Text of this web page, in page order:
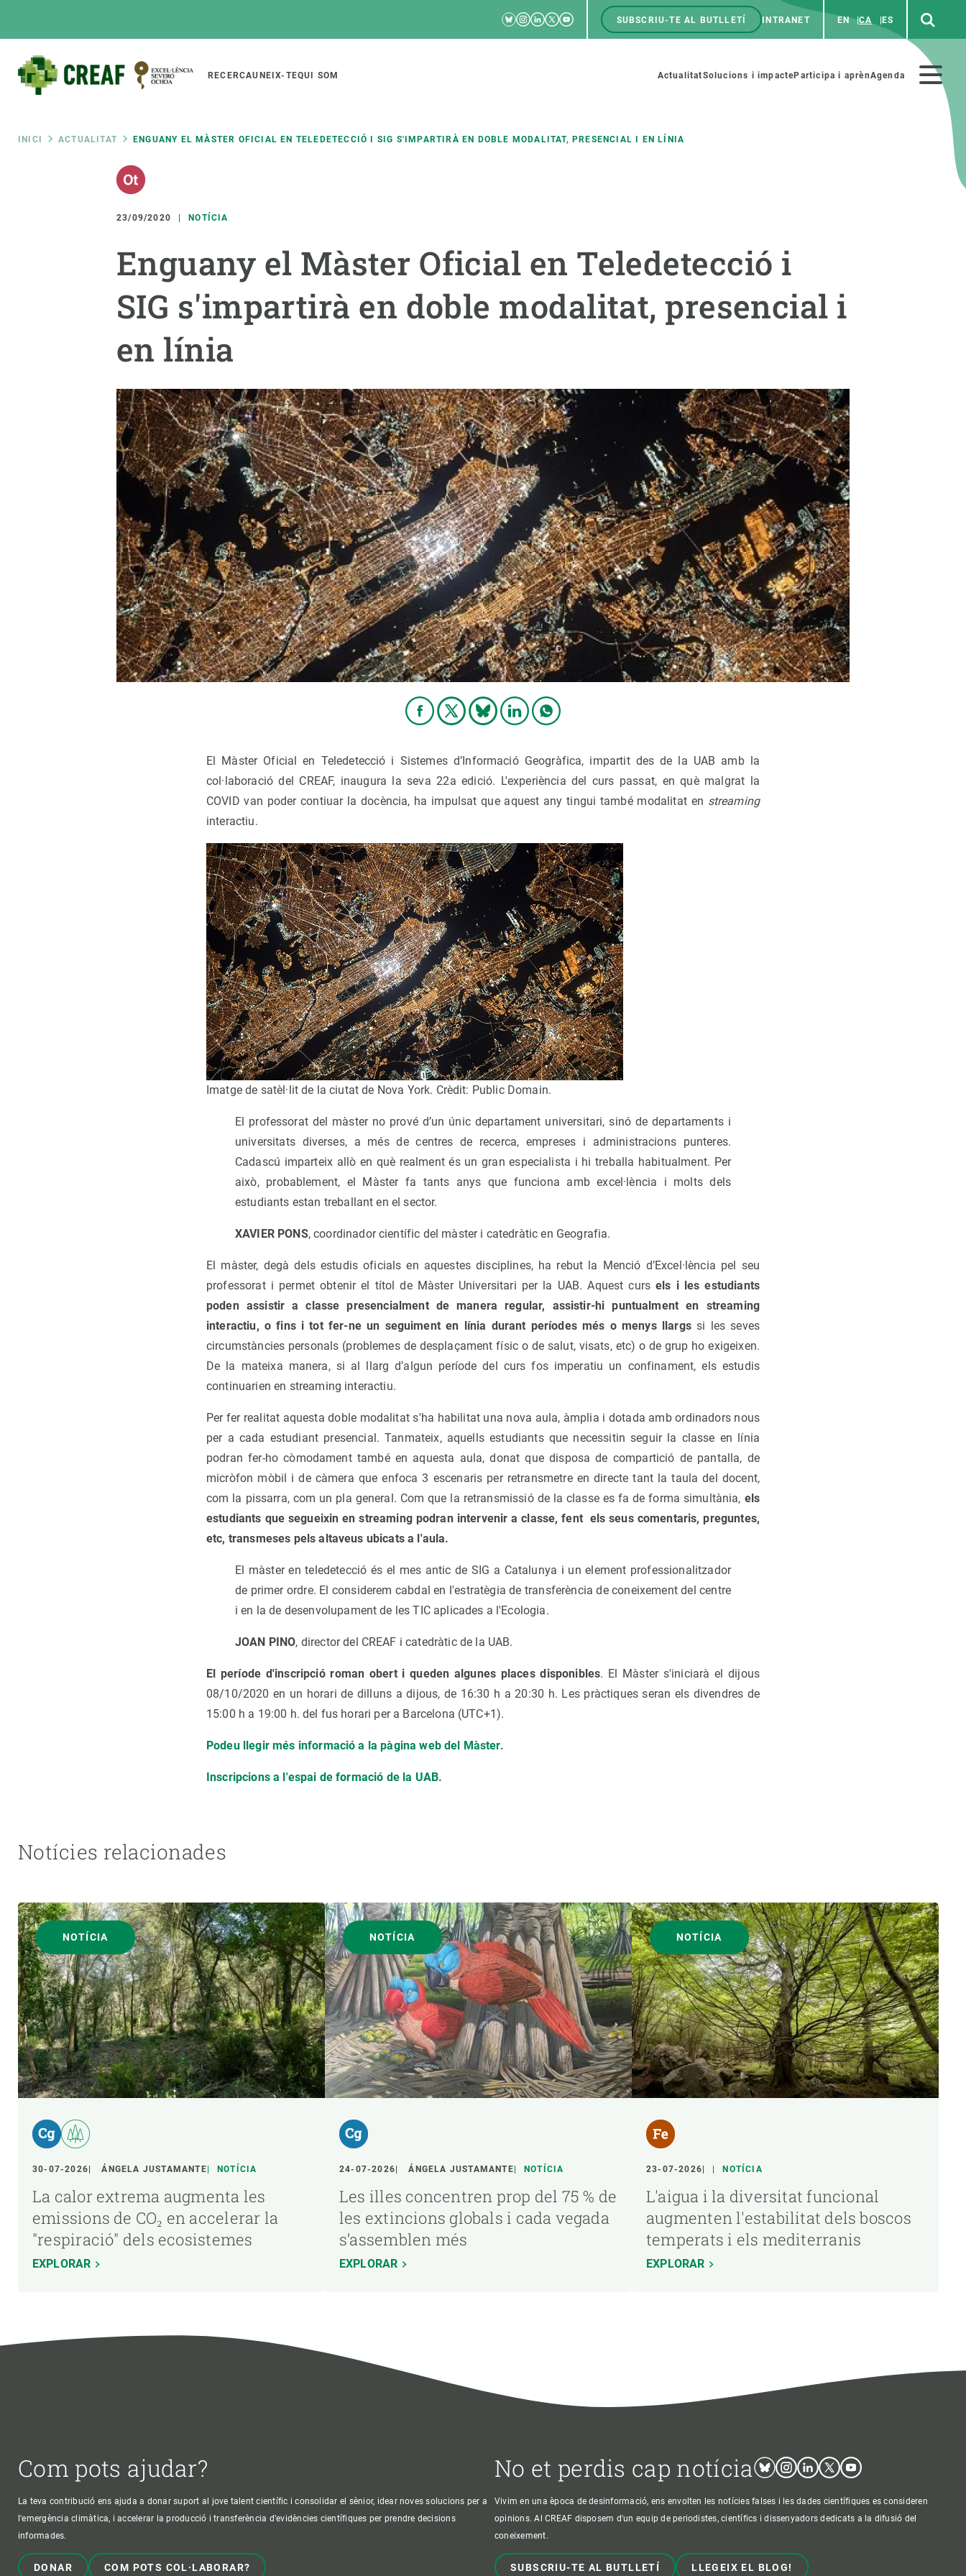
RRSS
Bluesky
Instagram
Linkedin
TwitterYoutube
Menú
SUBSCRIU-TE AL BUTLLETÍ INTRANET EN CA ES
Main
navigation
RECERCAUNEIX-TEQUI SOM
Menú
secundario
ActualitatSolucions i impacteParticipa i aprènAgenda
Fil
d'ariadna
INICI ACTUALITAT ENGUANY EL MÀSTER OFICIAL EN TELEDETECCIÓ I SIG S'IMPARTIRÀ EN DOBLE MODALITAT, PRESENCIAL I EN LÍNIA
23/09/2020 NOTÍCIA
Enguany el Màster Oficial en Teledetecció i
SIG s'impartirà en doble modalitat, presencial i
en línia
El Màster Oficial en Teledetecció i Sistemes d’Informació Geogràfica, impartit des de la UAB amb la
col·laboració del CREAF, inaugura la seva 22a edició. L'experiència del curs passat, en què malgrat la
COVID van poder contiuar la docència, ha impulsat que aquest any tingui també modalitat en streaming
interactiu.
Imatge de satèl·lit de la ciutat de Nova York. Crèdit: Public Domain.
El professorat del màster no prové d’un únic departament universitari, sinó de departaments i
universitats diverses, a més de centres de recerca, empreses i administracions punteres.
Cadascú imparteix allò en què realment és un gran especialista i hi treballa habitualment. Per
això, probablement, el Màster fa tants anys que funciona amb excel·lència i molts dels
estudiants estan treballant en el sector.
XAVIER PONS, coordinador científic del màster i catedràtic en Geografia.
El màster, degà dels estudis oficials en aquestes disciplines, ha rebut la Menció d’Excel·lència pel seu
professorat i permet obtenir el títol de Màster Universitari per la UAB. Aquest cursels i les estudiants
poden assistir a classe presencialment de manera regular, assistir-hi puntualment en streaming
interactiu, o fins i tot fer-ne un seguiment en línia durant períodes més o menys llargssi les seves
circumstàncies personals (problemes de desplaçament físic o de salut, visats, etc) o de grup ho exigeixen.
De la mateixa manera, si al llarg d’algun període del curs fos imperatiu un confinament, els estudis
continuarien en streaming interactiu.
Per fer realitat aquesta doble modalitat s'ha habilitat una nova aula, àmplia i dotada amb ordinadors nous
per a cada estudiant presencial. Tanmateix, aquells estudiants que necessitin seguir la classe en línia
podran fer-ho còmodament també en aquesta aula, donat que disposa de compartició de pantalla, de
micròfon mòbil i de càmera que enfoca 3 escenaris per retransmetre en directe tant la taula del docent,
com la pissarra, com un pla general. Com que la retransmissió de la classe es fa de forma simultània, els
estudiants que segueixin en streaming podran intervenir a classe, fent els seus comentaris, preguntes,
etc, transmeses pels altaveus ubicats a l'aula.
El màster en teledetecció és el mes antic de SIG a Catalunya i un element professionalitzador
de primer ordre. El considerem cabdal en l'estratègia de transferència de coneixement del centre
i en la de desenvolupament de les TIC aplicades a l'Ecologia.
JOAN PINO, director del CREAF i catedràtic de la UAB.
El període d'inscripció roman obert i queden algunes places disponibles. El Màster s'iniciarà el dijous
08/10/2020 en un horari de dilluns a dijous, de 16:30 h a 20:30 h. Les pràctiques seran els divendres de
15:00 h a 19:00 h. del fus horari per a Barcelona (UTC+1).
Podeu llegir més informació a la pàgina web del Màster.
Inscripcions a l'espai de formació de la UAB.
Notícies relacionades
NOTÍCIA
30-07-2026 ÁNGELA JUSTAMANTE NOTÍCIA
La calor extrema augmenta les
emissions de CO₂ en accelerar la
"respiració" dels ecosistemes
EXPLORAR
NOTÍCIA
24-07-2026 ÁNGELA JUSTAMANTE NOTÍCIA
Les illes concentren prop del 75 % de
les extincions globals i cada vegada
s’assemblen més
EXPLORAR
NOTÍCIA
23-07-2026 NOTÍCIA
L'aigua i la diversitat funcional
augmenten l'estabilitat dels boscos
temperats i els mediterranis
EXPLORAR
Com pots ajudar?
La teva contribució ens ajuda a donar suport al jove talent científic i consolidar el sènior, idear noves solucions per a
l'emergència climàtica, i accelerar la producció i transferència d’evidències científiques per prendre decisions
informades.
DONAR COM POTS COL·LABORAR?
No et perdis cap notícia BlueskyInstagram
LinkedinTwitterYoutube
Vivim en una època de desinformació, ens envolten les notícies falses i les dades científiques es consideren
opinions. Al CREAF disposem d'un equip de periodistes, científics i dissenyadors dedicats a la difusió del
coneixement.
SUBSCRIU-TE AL BUTLLETÍ LLEGEIX EL BLOG!
Featured
responsive
Responsive
menu
SOBRE NOSALTRES
Organització institucional
Infraestructures
Oficina de premsa
Ciència oberta i gestió del coneixement
Biodiversitat
Canvi global
Funcionament dels ecosistemes
Observació de la terra
Synthesis Actions
Solucions
Política i gestió
Oportunitats acadèmiques
Demana la teva beca ERC
Un lloc on créixer
Desenvolupament de carrera
Seminaris i activitats internes
T’oferim formació
Fes ciència amb nosaltres
COL·LABORA
Esdeveniments anteriors
Notícies
Observació de la terra